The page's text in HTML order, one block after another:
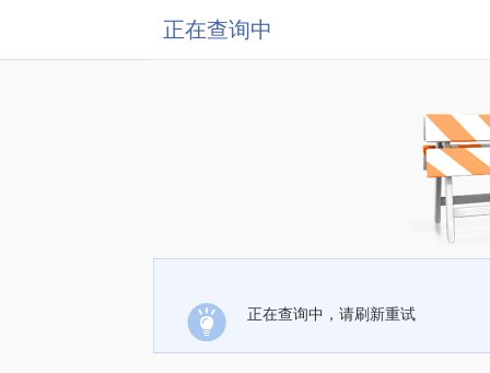
正在查询中
正在查询中，请刷新重试